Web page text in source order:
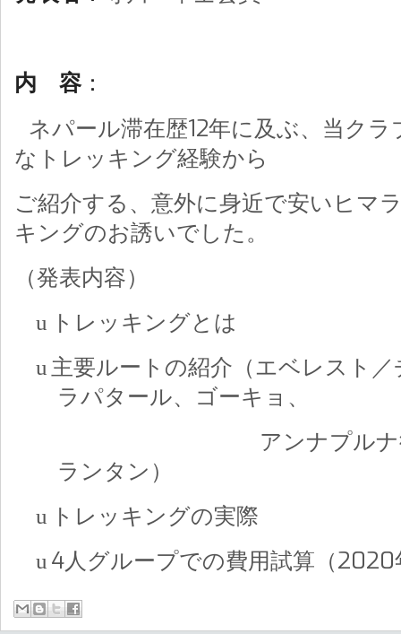
内 容：
ネパール滞在歴12年に及ぶ、当クラ
なトレッキング経験から
ご紹介する、意外に身近で安いヒマ
キングのお誘いでした。
（発表内容）
u トレッキングとは
u主要ルートの紹介（エベレスト
ラパタール、ゴーキョ、
アンナプルナ
ランタン）
u トレッキングの実際
u 4人グループでの費用試算（2020